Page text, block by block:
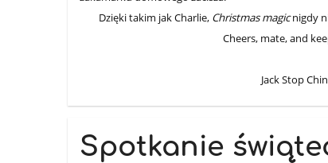
Dzięki takim jak Charlie, Christmas magicnigdy
Cheers, mate, and keep
Jack Stop Chin
Spotkanie